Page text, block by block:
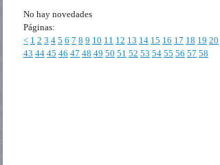
No hay novedades
Páginas:
< 1 2 3 4 5 6 7 8 9 10 11 12 13 14 15 16 17 18 19 20
43 44 45 46 47 48 49 50 51 52 53 54 55 56 57 58